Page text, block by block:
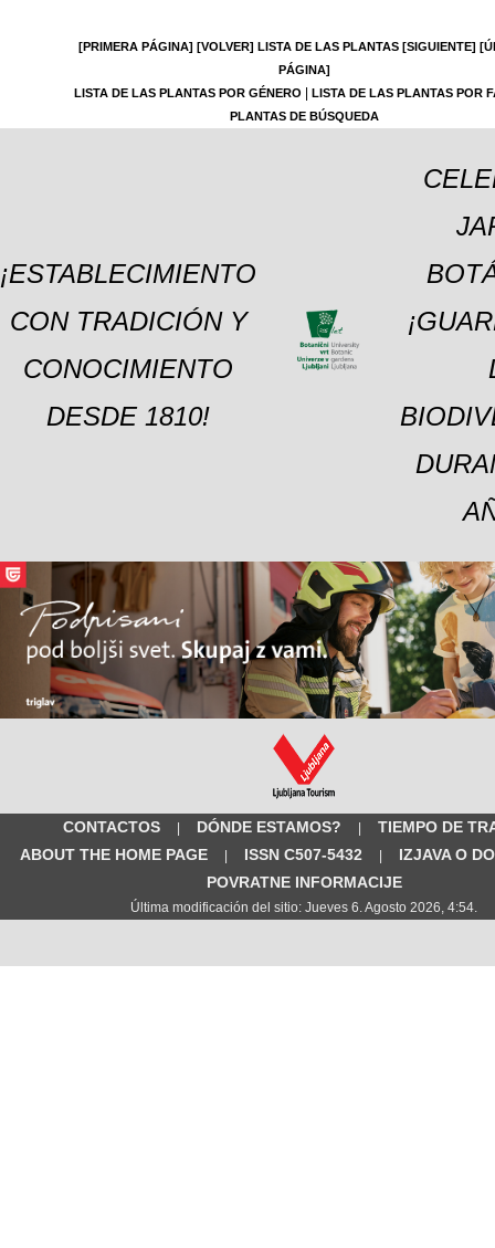
[PRIMERA PÁGINA] [VOLVER] LISTA DE LAS PLANTAS [SIGUIENTE]
PÁGINA]
LISTA DE LAS PLANTAS POR GÉNERO
LISTA DE LAS PLANTAS POR
PLANTAS DE BÚSQUEDA
¡ESTABLECIMIENTO
CON TRADICIÓN Y
CONOCIMIENTO
DESDE 1810!
CONTACTOS | DÓNDE ESTAMOS? |
TIEMPO DE
ABOUT THE HOME PAGE
| ISSN C507-5432 |
IZJAVA O
POVRATNE INFORMACIJE
Última modificación del sitio: Jueves 6. Agosto 2026, 4:54.